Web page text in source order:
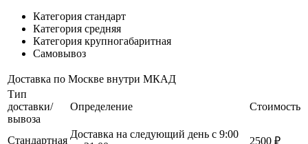
Категория стандарт
Категория средняя
Категория крупногабаритная
Самовывоз
Доставка по Москве внутри МКАД
Тип
доставки/
вывоза
Определение Стоимость
Стандартная
Доставка на следующий день с 9:00
2500 ₽